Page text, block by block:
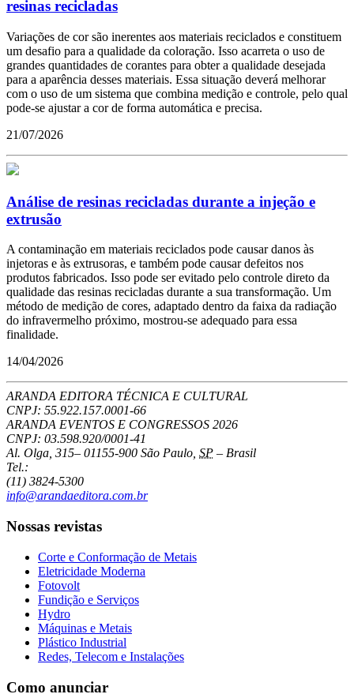
resinas recicladas
Variações de cor são inerentes aos materiais reciclados e constituem
um desafio para a qualidade da coloração. Isso acarreta o uso de
grandes quantidades de corantes para obter a qualidade desejada
para a aparência desses materiais. Essa situação deverá melhorar
com o uso de um sistema que combina medição e controle, pelo qual
pode-se ajustar a cor de forma automática e precisa.
21/07/2026
Análise de resinas recicladas durante a injeção e
extrusão
A contaminação em materiais reciclados pode causar danos às
injetoras e às extrusoras, e também pode causar defeitos nos
produtos fabricados. Isso pode ser evitado pelo controle direto da
qualidade das resinas recicladas durante a sua transformação. Um
método de medição de cores, adaptado dentro da faixa da radiação
do infravermelho próximo, mostrou-se adequado para essa
finalidade.
14/04/2026
ARANDA EDITORA TÉCNICA E CULTURAL
CNPJ: 55.922.157.0001-66
ARANDA EVENTOS E CONGRESSOS 2026
CNPJ: 03.598.920/0001-41
Al. Olga, 315– 01155-900 São Paulo, SP – Brasil
Tel.:
(11) 3824-5300
info@arandaeditora.com.br
Nossas revistas
Corte e Conformação de Metais
Eletricidade Moderna
Fotovolt
Fundição e Serviços
Hydro
Máquinas e Metais
Plástico Industrial
Redes, Telecom e Instalações
Como anunciar